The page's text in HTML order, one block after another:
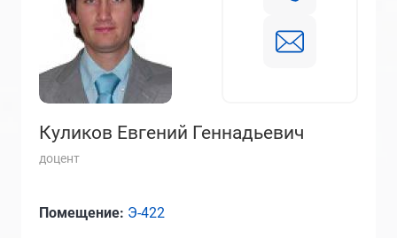
Куликов Евгений Геннадьевич
доцент
Помещение: Э-422